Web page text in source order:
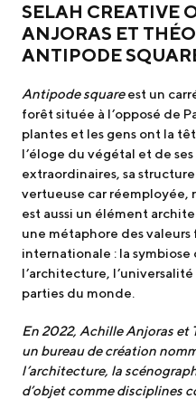
SELAH CREATIVE
ANJORAS ET
ANTIPODE
Antipode squareest un
forêt située à l’opposé de
plantes et les gens ont la
l’éloge du végétal et de
extraordinaires, sa
vertueuse car réemployée,
est aussi un élément
une métaphore des
internationale : la
l’architecture,
parties du monde.
En 2022, Achille Anjoras et
un bureau de création
l’architecture, la
d’objet comme disciplines